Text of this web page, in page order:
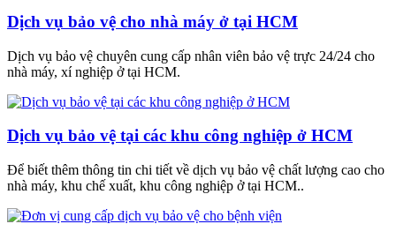
Dịch vụ bảo vệ cho nhà máy ở tại HCM
Dịch vụ bảo vệ chuyên cung cấp nhân viên bảo vệ trực 24/24 cho
nhà máy, xí nghiệp ở tại HCM.
Dịch vụ bảo vệ tại các khu công nghiệp ở HCM
Để biết thêm thông tin chi tiết về dịch vụ bảo vệ chất lượng cao cho
nhà máy, khu chế xuất, khu công nghiệp ở tại HCM..